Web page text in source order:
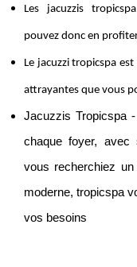
Les jacuzzis
pouvez donc en
Le jacuzzi tropicspa
attrayantes que vous
Jacuzzis Tropicspa
chaque foyer,
vous recherchiez
moderne, tropicspa
vos besoins